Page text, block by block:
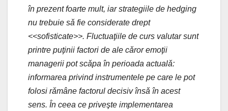
în prezent foarte mult, iar strategiile de hedging
nu trebuie sǎ fie considerate drept
<<sofisticate>>. Fluctuaţiile de curs valutar sunt
printre puţinii factori de ale cǎror emoţii
managerii pot scǎpa în perioada actualǎ:
informarea privind instrumentele pe care le pot
folosi rǎmâne factorul decisiv însǎ în acest
sens. În ceea ce priveşte implementarea